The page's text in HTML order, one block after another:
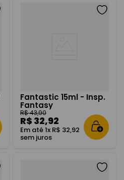
Fantastic 15ml - Insp.
Fantasy
R$43,90
R$ 32,92
Em até1x R$ 32,92
sem juros